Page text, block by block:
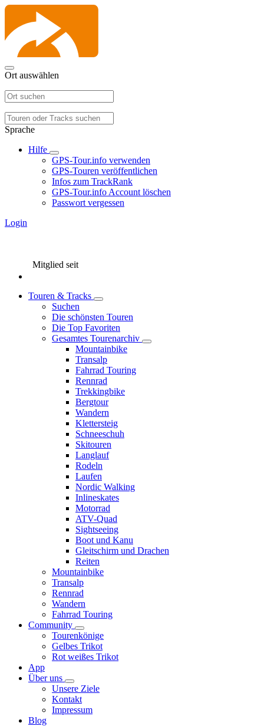
Ort auswählen
Sprache
Hilfe
GPS-Tour.info verwenden
GPS-Touren veröffentlichen
Infos zum TrackRank
GPS-Tour.info Account löschen
Passwort vergessen
Login
Mitglied seit
Touren & Tracks
Suchen
Die schönsten Touren
Die Top Favoriten
Gesamtes Tourenarchiv
Mountainbike
Transalp
Fahrrad Touring
Rennrad
Trekkingbike
Bergtour
Wandern
Klettersteig
Schneeschuh
Skitouren
Langlauf
Rodeln
Laufen
Nordic Walking
Inlineskates
Motorrad
ATV-Quad
Sightseeing
Boot und Kanu
Gleitschirm und Drachen
Reiten
Mountainbike
Transalp
Rennrad
Wandern
Fahrrad Touring
Community
Tourenkönige
Gelbes Trikot
Rot weißes Trikot
App
Über uns
Unsere Ziele
Kontakt
Impressum
Blog